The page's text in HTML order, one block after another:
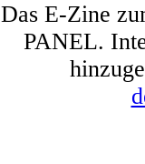
Das E-Zine
PANEL.